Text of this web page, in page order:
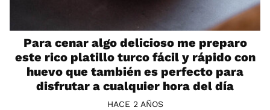
Para cenar algo delicioso me preparo
este rico platillo turco fácil y rápido con
huevo que también es perfecto para
disfrutar a cualquier hora del día
HACE 2 AÑOS